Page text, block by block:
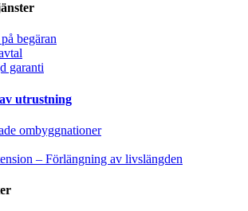
begäran
garanti
utrustning
ombyggnationer
– Förlängning av livslängden